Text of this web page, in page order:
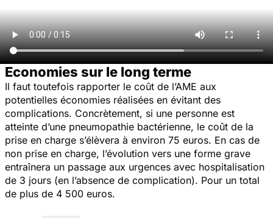
Economies sur le long terme
Il faut toutefois rapporter le coût de l’AME aux
potentielles économies réalisées en évitant des
complications. Concrètement, si une personne est
atteinte d’une pneumopathie bactérienne, le coût de la
prise en charge s’élèvera à environ 75 euros. En cas de
non prise en charge, l’évolution vers une forme grave
entraînera un passage aux urgences avec hospitalisation
de 3 jours (en l’absence de complication). Pour un total
de plus de 4 500 euros.